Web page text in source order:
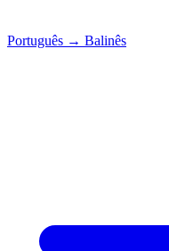
Português → Balinês